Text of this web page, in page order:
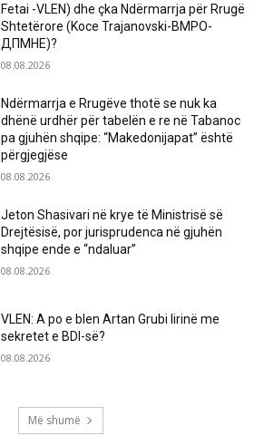
Fetai -VLEN) dhe çka Ndërmarrja për Rrugë
Shtetërore (Koce Trajanovski-ВМРО-
ДПМНЕ)?
08.08.2026
Ndërmarrja e Rrugëve thotë se nuk ka
dhënë urdhër për tabelën e re në Tabanoc
pa gjuhën shqipe: “Makedonijapat” është
përgjegjëse
08.08.2026
Jeton Shasivari në krye të Ministrisë së
Drejtësisë, por jurisprudenca në gjuhën
shqipe ende e “ndaluar”
08.08.2026
VLEN: A po e blen Artan Grubi lirinë me
sekretet e BDI-së?
08.08.2026
Më shumë